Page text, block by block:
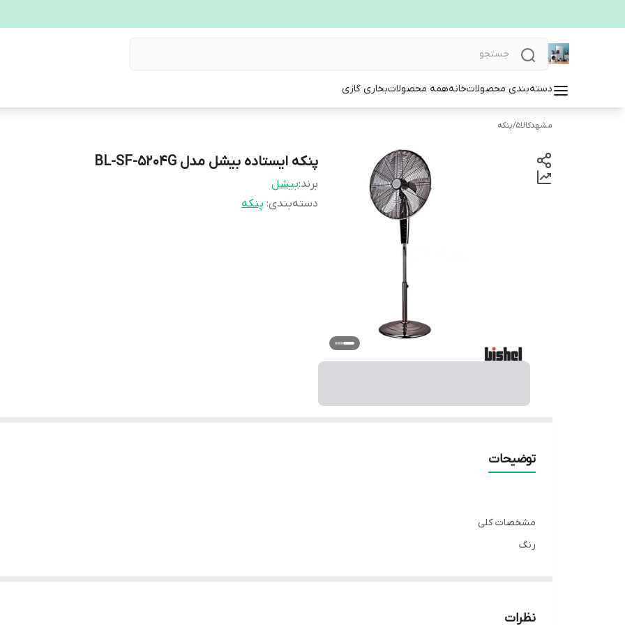
دسته‌بندی محصولاتخانههمه محصولاتبخاری گازی
مشهدکالا5 /پنکه
پنکه ایستاده بیشل مدل BL-SF-5204G
برند:بیشل
دسته‌بندی: پنکه
توضیحات
مشخصات کلی
رنگ
پنکه ایستاده
نظرات